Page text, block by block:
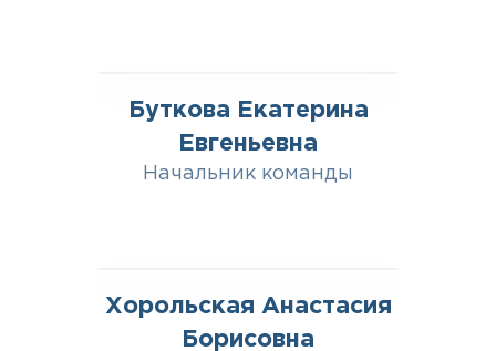
Буткова Екатерина
Евгеньевна
Начальник команды
Хорольская Анастасия
Борисовна